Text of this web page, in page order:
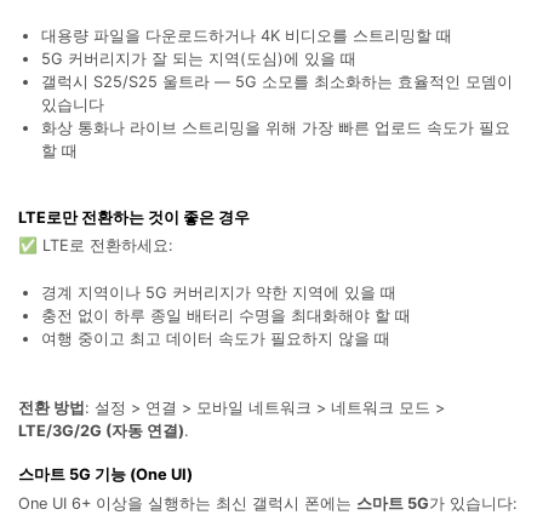
대용량 파일을 다운로드하거나 4K 비디오를 스트리밍할 때
5G 커버리지가 잘 되는 지역(도심)에 있을 때
갤럭시 S25/S25 울트라 — 5G 소모를 최소화하는 효율적인 모뎀이
있습니다
화상 통화나 라이브 스트리밍을 위해 가장 빠른 업로드 속도가 필요
할 때
LTE로만 전환하는 것이 좋은 경우
✅ LTE로 전환하세요:
경계 지역이나 5G 커버리지가 약한 지역에 있을 때
충전 없이 하루 종일 배터리 수명을 최대화해야 할 때
여행 중이고 최고 데이터 속도가 필요하지 않을 때
전환 방법 : 설정 > 연결 > 모바일 네트워크 > 네트워크 모드 >
LTE/3G/2G (자동 연결).
스마트 5G 기능 (One UI)
One UI 6+ 이상을 실행하는 최신 갤럭시 폰에는 스마트 5G가 있습니다: